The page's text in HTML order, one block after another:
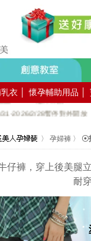
衣 懷孕輔助用品
名
六全館不對外開放
週日休館
至115.6.21週日休館
週五至115.5.4週一休館
週五至115.4.6週一休館
至115.3.1週日休館
2026/2/28暫停對外開放
員送購物金100元~
國民旅遊卡消費!
〉 孕婦褲 〉 ☉
仔褲，穿上後美腿
耐